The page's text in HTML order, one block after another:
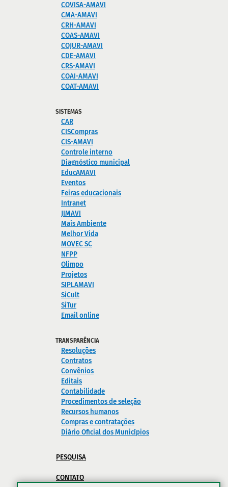
COVISA-AMAVI
CMA-AMAVI
CRH-AMAVI
COAS-AMAVI
COJUR-AMAVI
CDE-AMAVI
CRS-AMAVI
COAI-AMAVI
COAT-AMAVI
SISTEMAS
CAR
CISCompras
CIS-AMAVI
Controle interno
Diagnóstico municipal
EducAMAVI
Eventos
Feiras educacionais
Intranet
JIMAVI
Mais Ambiente
Melhor Vida
MOVEC SC
NFPP
Olimpo
Projetos
SIPLAMAVI
SiCult
SiTur
Email online
TRANSPARÊNCIA
Resoluções
Contratos
Convênios
Editais
Contabilidade
Procedimentos de seleção
Recursos humanos
Compras e contratações
Diário Oficial dos Municípios
PESQUISA
CONTATO